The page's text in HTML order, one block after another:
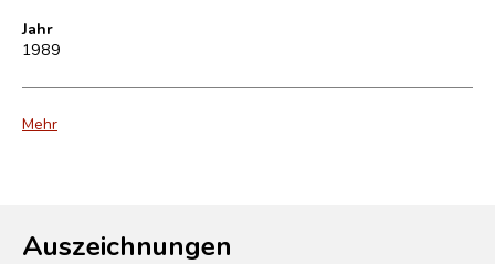
Jahr
1989
Mehr
Auszeichnungen